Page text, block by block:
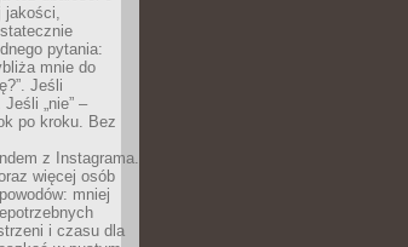
jakości,
pytania:
mnie do
Jeśli
„nie” –
po kroku. Bez
z Instagrama.
więcej osób
mniej
i czasu dla